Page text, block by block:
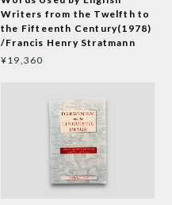
Writers from the Twelfth to
the Fifteenth Century(1978)
/Francis Henry Stratmann
¥19,360